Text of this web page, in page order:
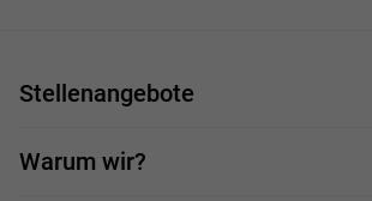
Stellenangebote
Bewerbungsformular
Warum wir?